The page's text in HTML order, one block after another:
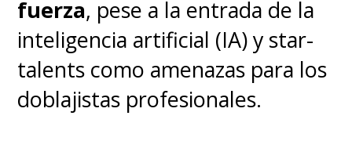
fuerza, pese a la entrada de la
inteligencia artificial (IA) y star-
talents como amenazas para los
doblajistas profesionales.